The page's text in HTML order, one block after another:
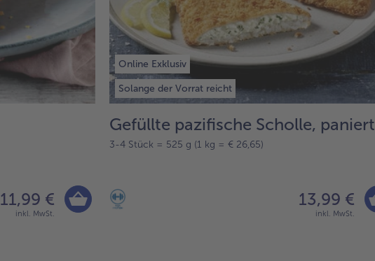
11,99 €
inkl. MwSt.
Online Exklusiv
Solange der Vorrat reicht
Gefüllte pazifische Scholle, paniert
3-4 Stück = 525 g (1 kg = € 26,65)
13,99 €
inkl. MwSt.